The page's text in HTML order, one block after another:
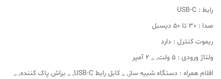
رابط : USB-C
صدا : 30 تا 50 دیسبل
ریموت کنترل : دارد
ولتاژ ورودی : 5 ولت, ,, 2 آمپر
اقلام همراه : دستگاه شبیه ساز, ,, کابل رابط USB-C, ,, براش پاک کننده, ,,